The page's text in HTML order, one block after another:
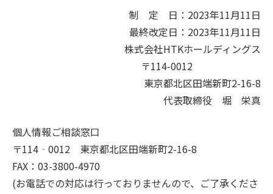
制 定 日：2023年11月11日
最終改定日：2023年11月11日
株式会社HTKホールディングス
〒114-0012
東京都北区田端新町2-16-8
代表取締役 堀 栄真
個人情報ご相談窓口
〒114‐0012 東京都北区田端新町2-16-8
FAX：03-3800-4970
(お電話での対応は行っておりませんので、ご了承くださ